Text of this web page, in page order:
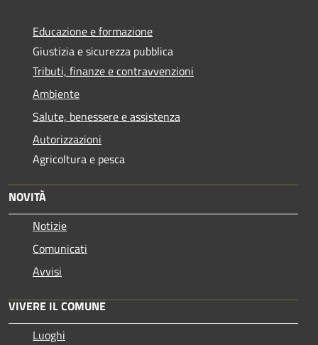
Educazione e formazione
Giustizia e sicurezza pubblica
Tributi, finanze e contravvenzioni
Ambiente
Salute, benessere e assistenza
Autorizzazioni
Agricoltura e pesca
NOVITÀ
Notizie
Comunicati
Avvisi
VIVERE IL COMUNE
Luoghi